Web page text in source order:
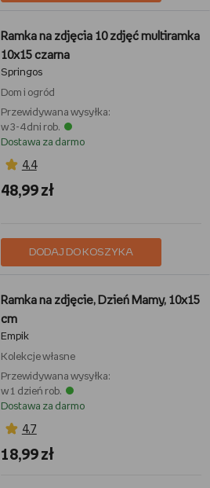
Ramka na zdjęcia 10 zdjęć multiramka
10x15 czarna
Springos
Dom i ogród
Przewidywana wysyłka:
w 3-4 dni rob.
Dostawa za darmo
4,4
48,99 zł
DODAJ DO KOSZYKA
Ramka na zdjęcie, Dzień Mamy, 10x15
cm
Empik
Kolekcje własne
Przewidywana wysyłka:
w 1 dzień rob.
Dostawa za darmo
4,7
18,99 zł